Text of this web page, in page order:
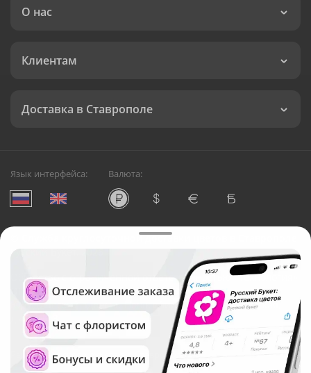
О нас
Клиентам
Доставка в Ставрополе
Язык интерфейса: Валюта:
Служба круглосуточной доставки цветов в Ставрополе
Русский Букет, 2026
Общество с ограниченной ответственностью «Технология»
ОГРН: 1195476081745, ИНН: 5410081997
Юридический адрес: г. Новосибирск, ул. Ипподромская,
д.42, оф. 3
Рейтинг Русского букета в г. Ставрополь